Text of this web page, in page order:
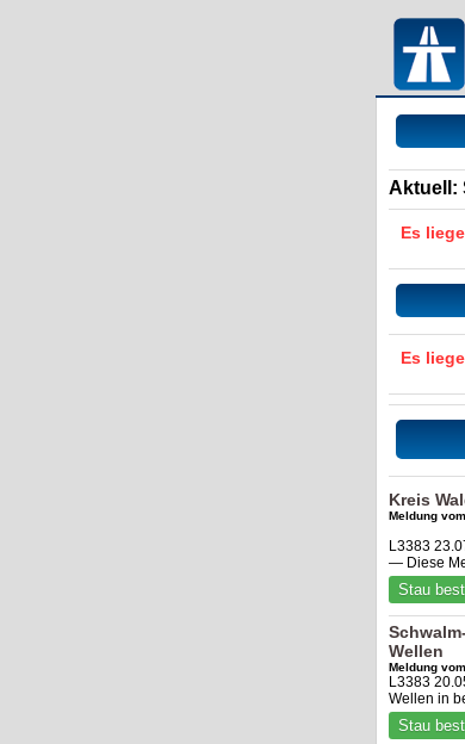
Aktuell:
Es
Es
Kreis
Meldung
L3383
— Diese
Stau
Wellen
Meldung
L3383
Wellen in
Stau